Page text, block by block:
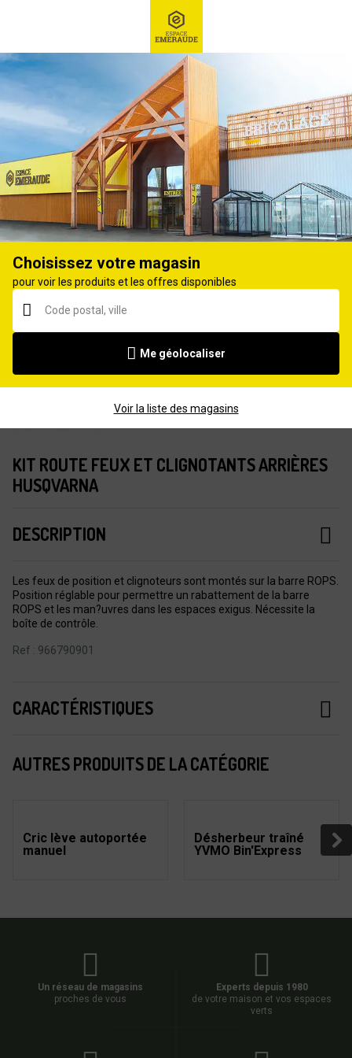
Ex : Robot tondeuse, ...
Accessoires tracteur tondeuse
KIT ROUTE FEUX ET CLIGNOTANTS ARRIÈRES
HUSQVARNA
DESCRIPTION
Les feux de position et clignoteurs sont montés sur la barre ROPS.
Position réglable pour permettre un rabattement de la barre
ROPS et les man?uvres dans les espaces exigus. Nécessite la
boîte de contrôle.
Ref : 966790901
CARACTÉRISTIQUES
AUTRES PRODUITS DE LA CATÉGORIE
Cric lève autoportée
manuel
Désherbeur traîné
YVMO Bin'Express
Un réseau de magasins
proches de vous
Experts depuis 1980
de votre maison et vos espaces
verts
Choisissez votre magasin
pour voir les produits et les offres disponibles
Me géolocaliser
Voir la liste des magasins